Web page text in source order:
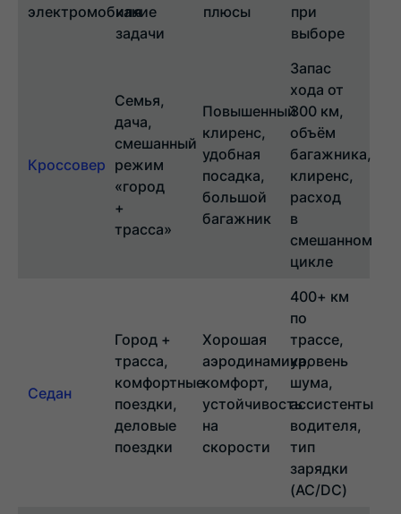
электромобиля
какие
задачи
плюсы
при
выборе
Кроссовер
Семья,
дача,
смешанный
режим
«город
+
трасса»
Повышенный
клиренс,
удобная
посадка,
большой
багажник
Запас
хода от
300 км,
объём
багажника,
клиренс,
расход
в
смешанном
цикле
Седан
Город +
трасса,
комфортные
поездки,
деловые
поездки
Хорошая
аэродинамика,
комфорт,
устойчивость
на
скорости
400+ км
по
трассе,
уровень
шума,
ассистенты
водителя,
тип
зарядки
(AC/DC)